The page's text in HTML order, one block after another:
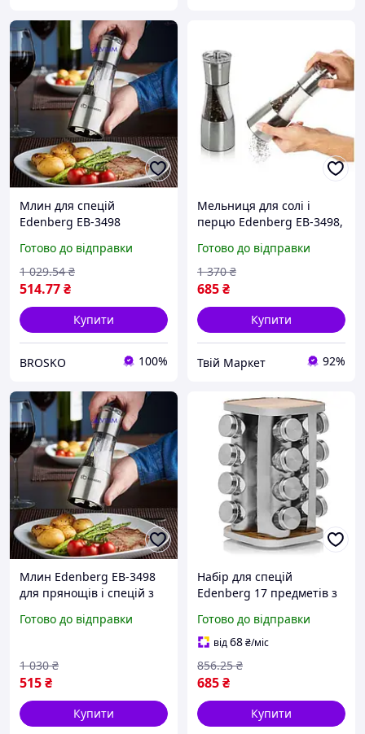
Млин для спецій
Edenberg EB-3498
перцю з керамічним
механізмом
Готово до відправки
514.77₴
1 029.54 ₴
Купити
BROSKO 100%
Мельниця для солі і
перцю Edenberg EB-3498,
керамічний механізм
Готово до відправки
685₴
1 370 ₴
Купити
Твій Маркет 92%
Млин Edenberg EB-3498
для прянощів і спецій з
зручністю використання
Готово до відправки
515₴
1 030 ₴
Купити
Набір для спецій
Edenberg 17 предметів з
обертається (EB-18005)
Готово до відправки
від68₴/міс
685₴
856.25 ₴
Купити